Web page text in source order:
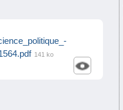
141 ko